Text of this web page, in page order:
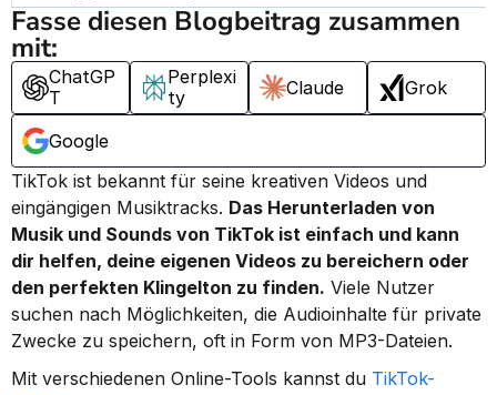
Fasse diesen Blogbeitrag zusammen
mit:
ChatGP
T
Perplexi
ty
Claude Grok
Google
TikTok ist bekannt für seine kreativen Videos und
eingängigen Musiktracks. Das Herunterladen von
Musik und Sounds von TikTok ist einfach und kann
dir helfen, deine eigenen Videos zu bereichern oder
den perfekten Klingelton zu finden. Viele Nutzer
suchen nach Möglichkeiten, die Audioinhalte für private
Zwecke zu speichern, oft in Form von MP3-Dateien.
Mit verschiedenen Online-Tools kannst du TikTok-